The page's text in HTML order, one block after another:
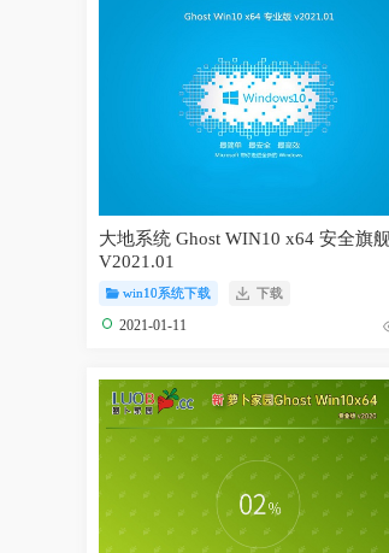
大地系统 Ghost WIN10 x64 安全旗舰版
V2021.01
win10系统下载 下载
2021-01-11